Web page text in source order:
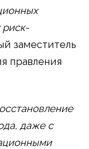
риск-
заместитель
правления
даже с